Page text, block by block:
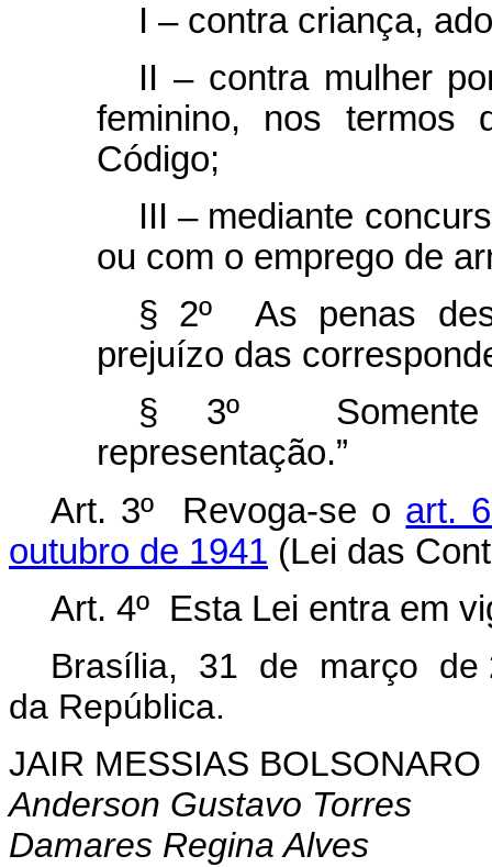
I – contra criança,
II – contra mulher
feminino, nos
Código;
III – mediante
ou com o emprego de
§ 2º As penas
prejuízo das
§ 3º Somente
representação.”
Art. 3º Revoga-se o art.
outubro de 1941 (Lei das
Art. 4º Esta Lei entra em
Brasília, 31 de março de
da República.
JAIR MESSIAS BOLSONARO
Anderson Gustavo Torres
Damares Regina Alves